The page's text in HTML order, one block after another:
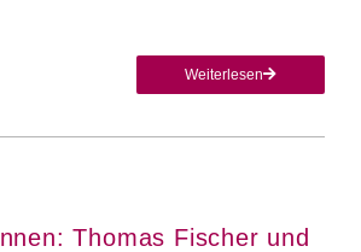
Weiterlesen
Thomas Fischer und